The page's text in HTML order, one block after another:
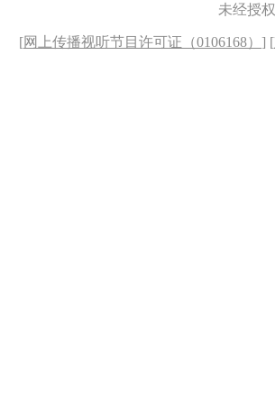
未经授
[网上传播视听节目许可证（0106168） ] [